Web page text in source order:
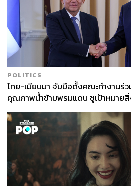
POLITICS
ไทย-เมียนมา จับมือตั้งคณะทำงานร่
คุณภาพน้ำข้ามพรมแดน ชูเป้าหมาย